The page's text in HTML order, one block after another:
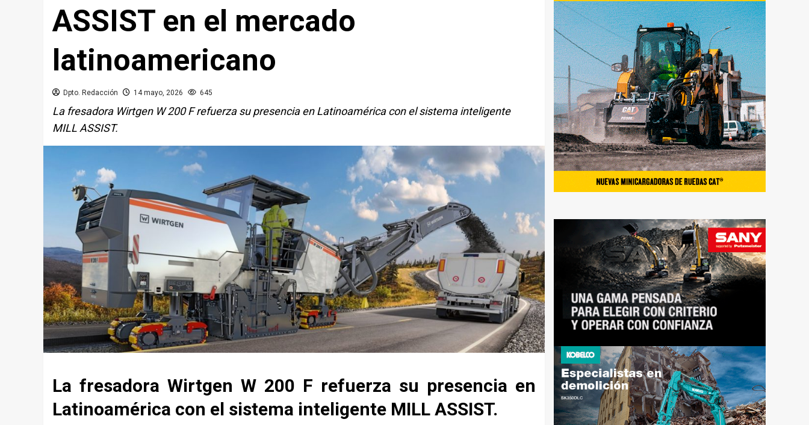
ASSIST en el mercado
latinoamericano
Dpto. Redacción 14 mayo, 2026 645
La fresadora Wirtgen W 200 F refuerza su presencia en Latinoamérica con el sistema inteligente
MILL ASSIST.
La fresadora Wirtgen W 200 F refuerza su presencia en
Latinoamérica con el sistema inteligente MILL ASSIST.